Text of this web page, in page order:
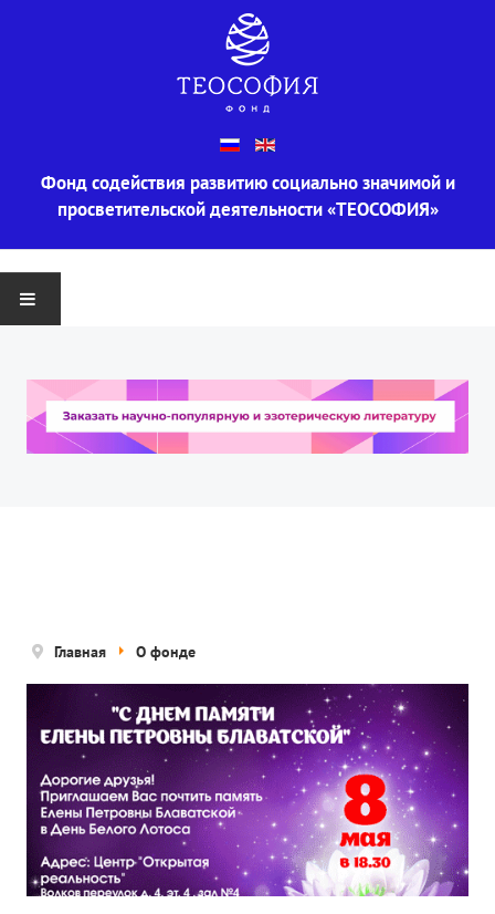
Фонд содействия развитию социально значимой и
просветительской деятельности «ТЕОСОФИЯ»
О ФОНДЕ
Информация
Концепция деятельности
Нам помогают
Публичная оферта
Политика конфиденциальности
ПРОЕКТЫ
Главная О фонде